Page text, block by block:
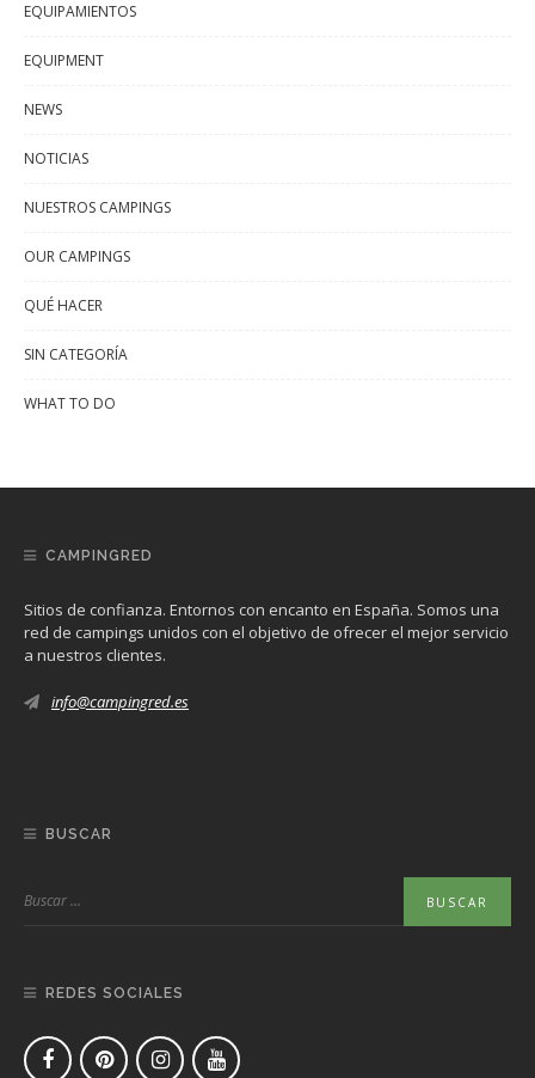
EQUIPAMIENTOS
EQUIPMENT
NEWS
NOTICIAS
NUESTROS CAMPINGS
OUR CAMPINGS
QUÉ HACER
SIN CATEGORÍA
WHAT TO DO
CAMPINGRED
Sitios de confianza. Entornos con encanto en España. Somos una
red de campings unidos con el objetivo de ofrecer el mejor servicio
a nuestros clientes.
info@campingred.es
BUSCAR
REDES SOCIALES